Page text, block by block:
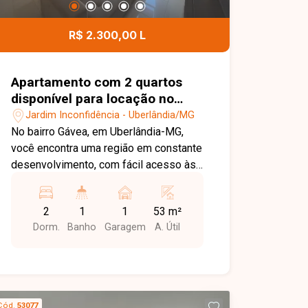
Força Tarefa, quadra esportiva, área
proporcionando mais segurança, lazer e
excelente oportunidade para quem
busca um apartamento mobiliado, bem
localizado e em um condomínio com
ótima infraestrutura. Entre em contato e
agende sua visita!
R$ 2.300,00 L
Apartamento com 2 quartos
disponível para locação no
bairro Jardim Inconfidência em
Uberlândia-MG
Jardim Inconfidência - Uberlândia/MG
No bairro Gávea, em Uberlândia-MG,
você encontra uma região em constante
desenvolvimento, com fácil acesso às
com supermercados, escolas,
farmácias e diversos comércios,
proporcionando praticidade e qualidade
sala, cozinha com armários planejados,
2
Dorm.
1
Banho
1
Garagem
53 m²
A. Útil
53077